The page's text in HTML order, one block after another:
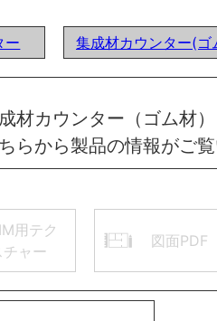
ー 集成材カウンター(ゴ
材カウンター（ゴム
から製品の情報がご
用テク
チャー
図面PDF